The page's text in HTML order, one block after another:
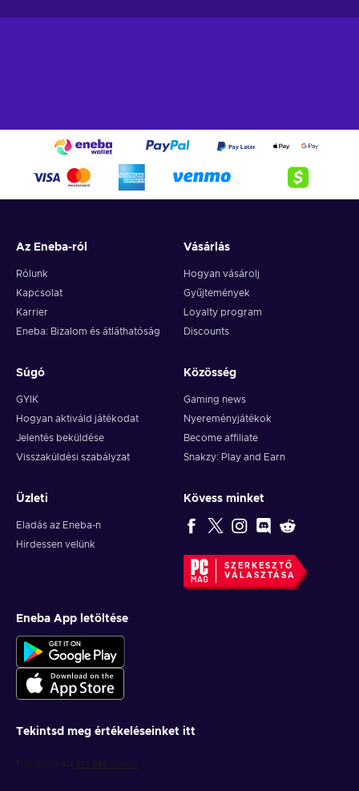
Az Eneba-ról
Rólunk
Kapcsolat
Karrier
Eneba: Bizalom és átláthatóság
Vásárlás
Hogyan vásárolj
Gyűjtemények
Loyalty program
Discounts
Súgó
GYIK
Hogyan aktiváld játékodat
Jelentés beküldése
Visszaküldési szabályzat
Közösség
Gaming news
Nyereményjátékok
Become affiliate
Snakzy: Play and Earn
Üzleti
Eladás az Eneba-n
Hirdessen velünk
Kövess minket
SZERKESZTŐ
VÁLASZTÁSA
Eneba App letöltése
Tekintsd meg értékeléseinket itt